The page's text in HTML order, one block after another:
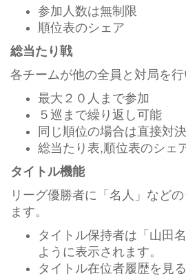
参加人数は無制限
順位表のシェア
総当たり戦
各チームが他の全員と対局を行
最大２０人まで参加
５巡まで繰り返し可能
同じ順位の場合は直接対決
総当たり表,順位表のシェ
タイトル機能
リーグ優勝者に「名人」など
ます。
タイトル保持者は「山田
ように表示されます。
タイトル在位者履歴を見